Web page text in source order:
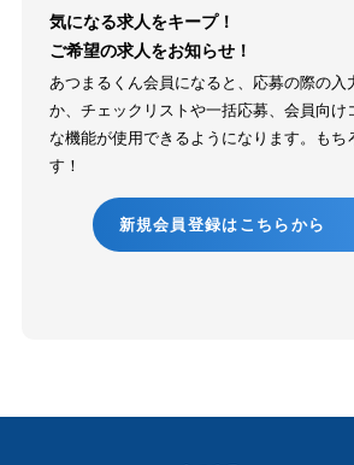
気になる求人をキープ！
ご希望の求人をお知らせ！
あつまるくん会員になると、応募の際の入
か、チェックリストや一括応募、会員向け
な機能が使用できるようになります。もち
す！
新規会員登録はこちらから